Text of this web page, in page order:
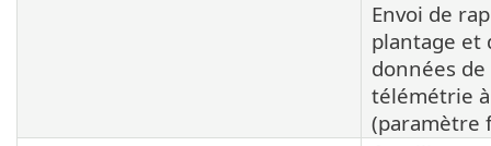
Envoi de
plantage et
données de
télémétrie à
(paramètre